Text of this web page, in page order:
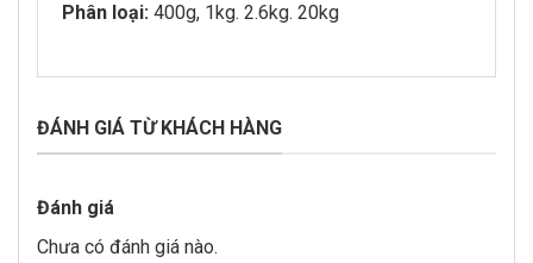
Phân loại: 400g, 1kg. 2.6kg. 20kg
ĐÁNH GIÁ TỪ KHÁCH HÀNG
Đánh giá
Chưa có đánh giá nào.